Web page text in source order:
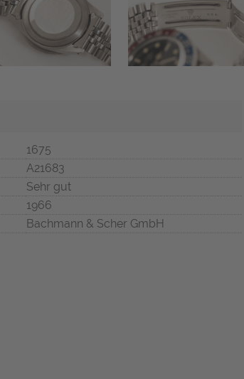
1675
A21683
Sehr gut
1966
Bachmann & Scher GmbH